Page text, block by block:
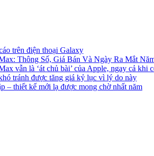
trên điện thoại Galaxy
Thông Số, Giá Bán Và Ngày Ra Mắt
vẫn là ‘át chủ bài’ của Apple, ngay cả khi
tránh được tăng giá kỷ lục vì lý do này
– thiết kế mới lạ được mong chờ nhất năm